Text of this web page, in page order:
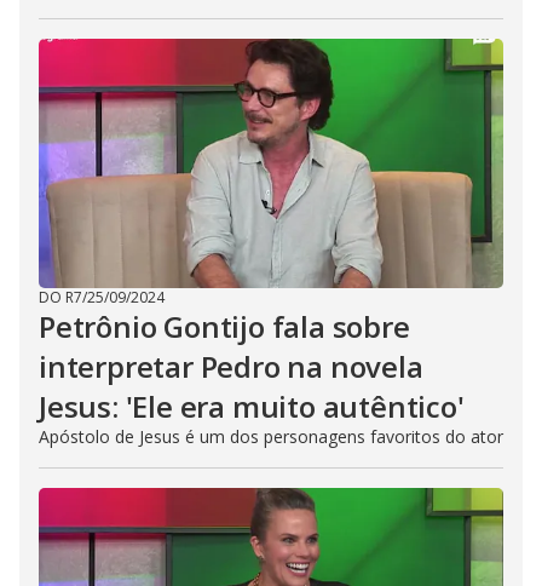
DO R7/25/09/2024
Petrônio Gontijo fala sobre
interpretar Pedro na novela
Jesus: 'Ele era muito autêntico'
Apóstolo de Jesus é um dos personagens favoritos do ator